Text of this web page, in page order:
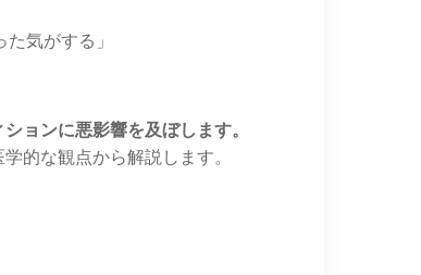
気がする」
ョンに悪影響を及ぼします。
的な観点から解説します。